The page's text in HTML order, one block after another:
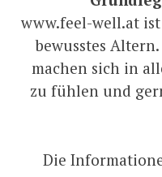
www.feel-well.at
bewusstes
machen sich in
zu fühlen und
Die